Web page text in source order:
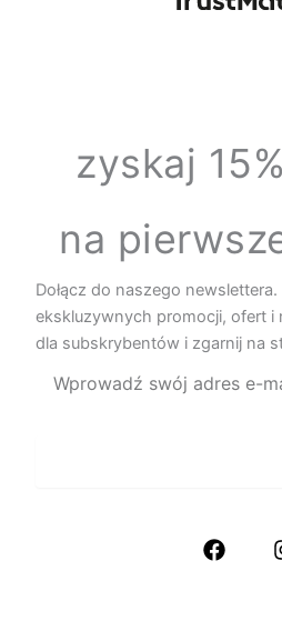
zyskaj
na
Dołącz do naszego
ekskluzywnych promocji, ofert
dla subskrybentów i zgarnij na
F
a